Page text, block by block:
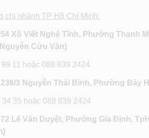
chi nhánh TP Hồ Chí Minh:
Xô Viết Nghệ Tĩnh, Phường Thạnh
Cửu Vân)
99 11 hoặc 088 839 2424
3 Nguyễn Thái Bình, Phường Bảy
34 35 hoặc 088 839 2424
Lê Văn Duyệt, Phường Gia Định,